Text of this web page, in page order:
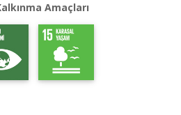
Amaçları